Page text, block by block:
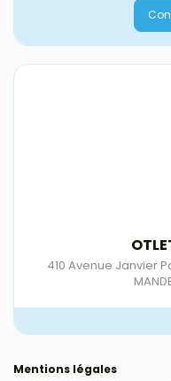
410 Avenue Janvier
Mentions légales